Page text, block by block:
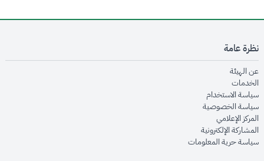
نظرة عامة
عن الهيئةopens in new window
الخدماتopens in new window
سياسة الاستخدام
سياسة الخصوصيةopens in new window
المركز الإعلاميopens in new window
المشاركة الإلكترونيةopens in new window
سياسة حرية المعلوماتopens in new window